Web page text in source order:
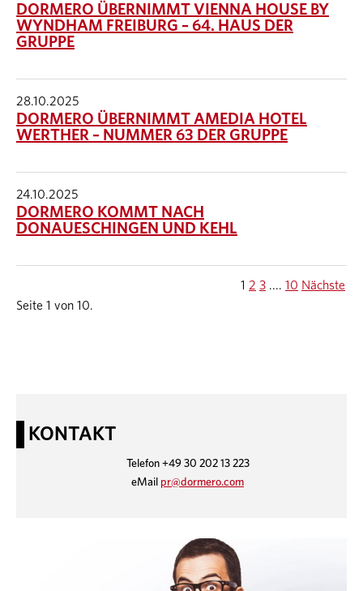
DORMERO ÜBERNIMMT VIENNA HOUSE BY
WYNDHAM FREIBURG – 64. HAUS DER
GRUPPE
28.10.2025
DORMERO ÜBERNIMMT AMEDIA HOTEL
WERTHER – NUMMER 63 DER GRUPPE
24.10.2025
DORMERO KOMMT NACH
DONAUESCHINGEN UND KEHL
Seite 1 von 10.
1 2 3 .... 10 Nächste
KONTAKT
Telefon +49 30 202 13 223
eMail pr@dormero.com